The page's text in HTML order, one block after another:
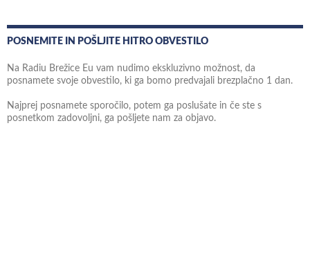
POSNEMITE IN POŠLJITE HITRO OBVESTILO
Na Radiu Brežice Eu vam nudimo ekskluzivno možnost, da
posnamete svoje obvestilo, ki ga bomo predvajali brezplačno 1 dan.
Najprej posnamete sporočilo, potem ga poslušate in če ste s
posnetkom zadovoljni, ga pošljete nam za objavo.